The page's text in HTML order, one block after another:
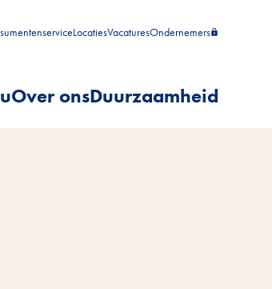
LocatiesVacaturesOndernemers
Over onsDuurzaamheid